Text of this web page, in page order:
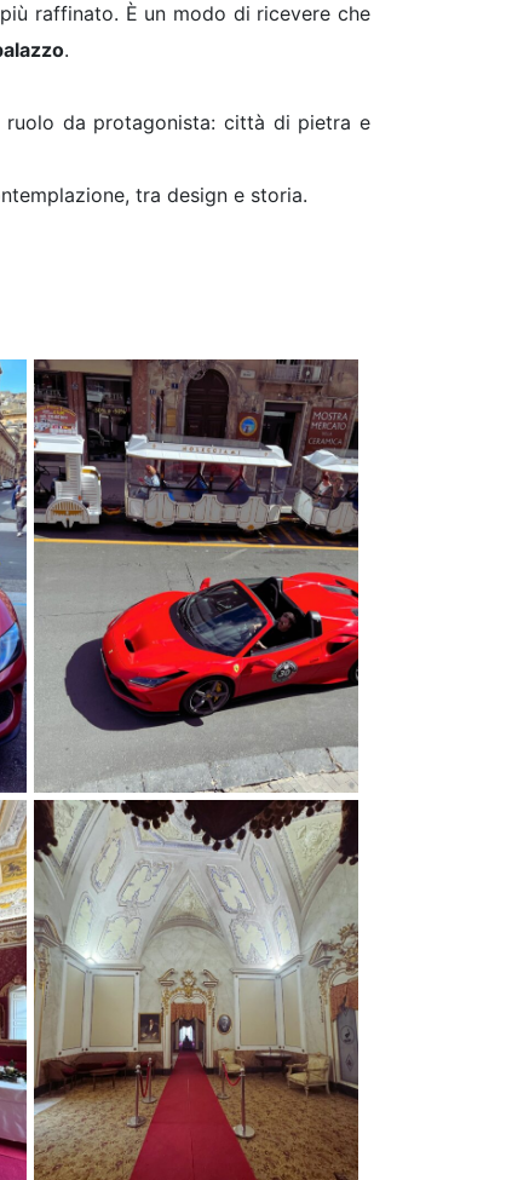
raffinato. È un modo di ricevere che
.
da protagonista: città di pietra e
tra design e storia.